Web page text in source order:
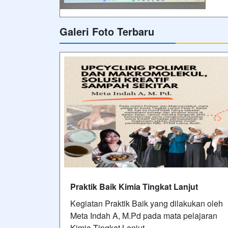
Galeri Foto Terbaru
Praktik Baik Kimia Tingkat Lanjut
Kegiatan Praktik Baik yang dilakukan oleh
Meta Indah A, M.Pd pada mata pelajaran